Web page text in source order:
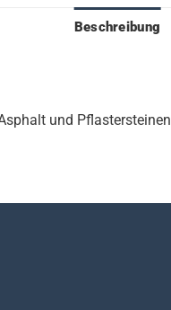
Beschreibung
und Pflastersteinen